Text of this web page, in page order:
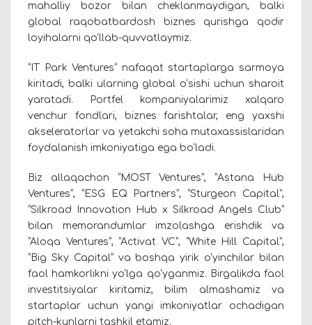
mahalliy bozor bilan cheklanmaydigan, balki
global raqobatbardosh biznes qurishga qodir
loyihalarni qo‘llab-quvvatlaymiz.
“IT Park Ventures” nafaqat startaplarga sarmoya
kiritadi, balki ularning global o‘sishi uchun sharoit
yaratadi. Portfel kompaniyalarimiz xalqaro
venchur fondlari, biznes farishtalar, eng yaxshi
akseleratorlar va yetakchi soha mutaxassislaridan
foydalanish imkoniyatiga ega bo‘ladi.
Biz allaqachon “MOST Ventures”, ”Astana Hub
Ventures”, “ESG EQ Partners”, “Sturgeon Capital”,
“Silkroad Innovation Hub x Silkroad Angels Club”
bilan memorandumlar imzolashga erishdik va
“Aloqa Ventures”, “Activat VC”, “White Hill Capital”,
“Big Sky Capital” va boshqa yirik o‘yinchilar bilan
faol hamkorlikni yo‘lga qo‘yganmiz. Birgalikda faol
investitsiyalar kiritamiz, bilim almashamiz va
startaplar uchun yangi imkoniyatlar ochadigan
pitch-kunlarni tashkil etamiz.